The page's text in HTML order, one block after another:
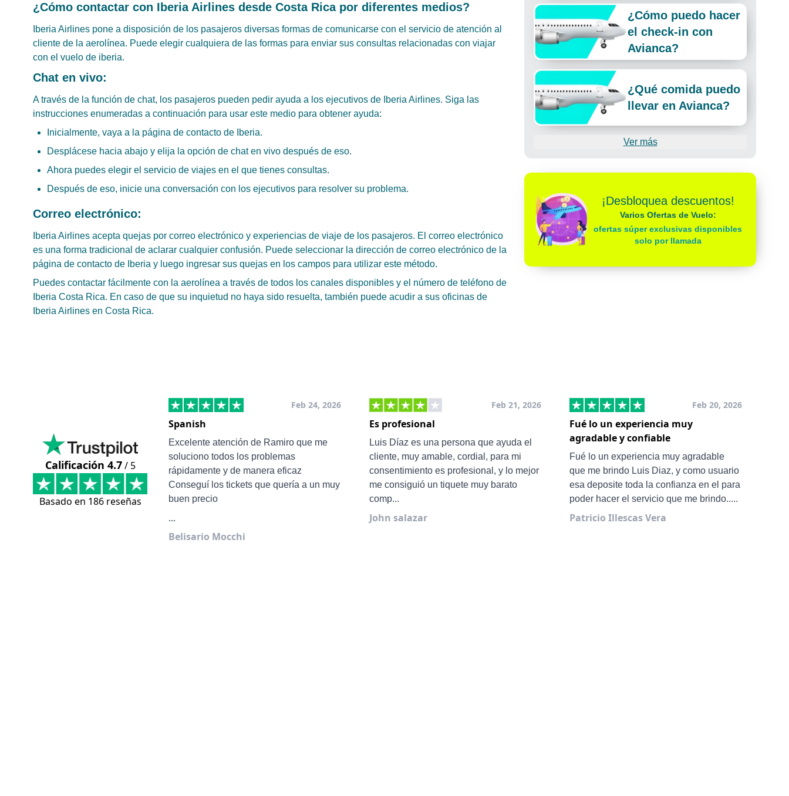
¿Cómo contactar con Iberia Airlines desde Costa Rica por diferentes medios?
Iberia Airlines pone a disposición de los pasajeros diversas formas de comunicarse con el servicio de atención al
cliente de la aerolínea. Puede elegir cualquiera de las formas para enviar sus consultas relacionadas con viajar
con el vuelo de iberia.
Chat en vivo:
A través de la función de chat, los pasajeros pueden pedir ayuda a los ejecutivos de Iberia Airlines. Siga las
instrucciones enumeradas a continuación para usar este medio para obtener ayuda:
Inicialmente, vaya a la página de contacto de Iberia.
Desplácese hacia abajo y elija la opción de chat en vivo después de eso.
Ahora puedes elegir el servicio de viajes en el que tienes consultas.
Después de eso, inicie una conversación con los ejecutivos para resolver su problema.
Correo electrónico:
Iberia Airlines acepta quejas por correo electrónico y experiencias de viaje de los pasajeros. El correo electrónico
es una forma tradicional de aclarar cualquier confusión. Puede seleccionar la dirección de correo electrónico de la
página de contacto de Iberia y luego ingresar sus quejas en los campos para utilizar este método.
Puedes contactar fácilmente con la aerolínea a través de todos los canales disponibles y el número de teléfono de
Iberia Costa Rica. En caso de que su inquietud no haya sido resuelta, también puede acudir a sus oficinas de
Iberia Airlines en Costa Rica.
¿Cómo puedo hacer
el check-in con
Avianca?
¿Qué comida puedo
llevar en Avianca?
Ver más
¡Desbloquea descuentos!
Varios Ofertas de Vuelo:
ofertas súper exclusivas disponibles
solo por llamada
Calificación 4.7/ 5
Basado en 186 reseñas
Feb 24, 2026
Spanish
Excelente atención de Ramiro que me
soluciono todos los problemas
rápidamente y de manera eficaz
Conseguí los tickets que quería a un muy
buen precio
...
Belisario Mocchi
Feb 21, 2026
Es profesional
Luis Díaz es una persona que ayuda el
cliente, muy amable, cordial, para mi
consentimiento es profesional, y lo mejor
me consiguió un tiquete muy barato
comp...
John salazar
Feb 20, 2026
Fué lo un experiencia muy
agradable y confiable
Fué lo un experiencia muy agradable
que me brindo Luis Diaz, y como usuario
esa deposite toda la confianza en el para
poder hacer el servicio que me brindo.....
Patricio Illescas Vera